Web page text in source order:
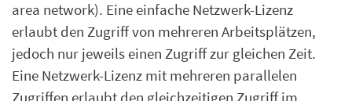
area network). Eine einfache Netzwerk-Lizenz
erlaubt den Zugriff von mehreren Arbeitsplätzen,
jedoch nur jeweils einen Zugriff zur gleichen Zeit.
Eine Netzwerk-Lizenz mit mehreren parallelen